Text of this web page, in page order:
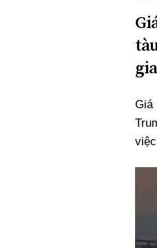
Giá